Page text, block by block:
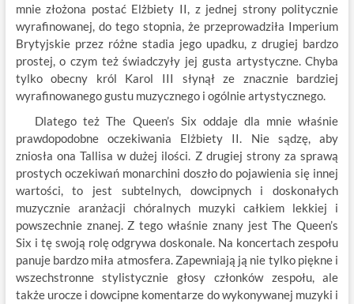
mnie złożona postać Elżbiety II, z jednej strony politycznie
wyrafinowanej, do tego stopnia, że przeprowadziła Imperium
Brytyjskie przez różne stadia jego upadku, z drugiej bardzo
prostej, o czym też świadczyły jej gusta artystyczne. Chyba
tylko obecny król Karol III słynął ze znacznie bardziej
wyrafinowanego gustu muzycznego i ogólnie artystycznego.
Dlatego też The Queen’s Six oddaje dla mnie właśnie
prawdopodobne oczekiwania Elżbiety II. Nie sądzę, aby
zniosła ona Tallisa w dużej ilości. Z drugiej strony za sprawą
prostych oczekiwań monarchini doszło do pojawienia się innej
wartości, to jest subtelnych, dowcipnych i doskonałych
muzycznie aranżacji chóralnych muzyki całkiem lekkiej i
powszechnie znanej. Z tego właśnie znany jest The Queen’s
Six i tę swoją rolę odgrywa doskonale. Na koncertach zespołu
panuje bardzo miła atmosfera. Zapewniają ją nie tylko piękne i
wszechstronne stylistycznie głosy członków zespołu, ale
także urocze i dowcipne komentarze do wykonywanej muzyki i